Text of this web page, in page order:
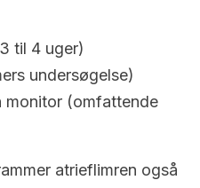
til 4 uger)
undersøgelse)
monitor (omfattende
atrieflimren også